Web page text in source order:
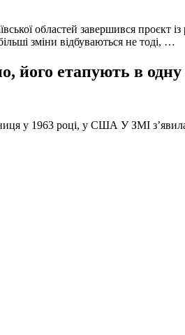
областей завершився проєкт
зміни відбуваються не тоді, …
його етапують в
у 1963 році, у США У ЗМІ